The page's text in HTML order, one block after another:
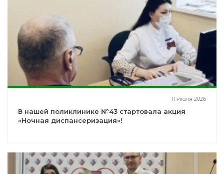
11 июля 2026
В нашей поликлинике №43 стартовала акция
«Ночная диспансеризация»!